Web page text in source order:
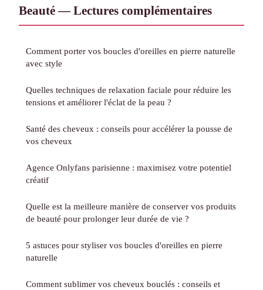
Beauté — Lectures complémentaires
Comment porter vos boucles d'oreilles en pierre naturelle
avec style
Quelles techniques de relaxation faciale pour réduire les
tensions et améliorer l'éclat de la peau ?
Santé des cheveux : conseils pour accélérer la pousse de
vos cheveux
Agence Onlyfans parisienne : maximisez votre potentiel
créatif
Quelle est la meilleure manière de conserver vos produits
de beauté pour prolonger leur durée de vie ?
5 astuces pour styliser vos boucles d'oreilles en pierre
naturelle
Comment sublimer vos cheveux bouclés : conseils et